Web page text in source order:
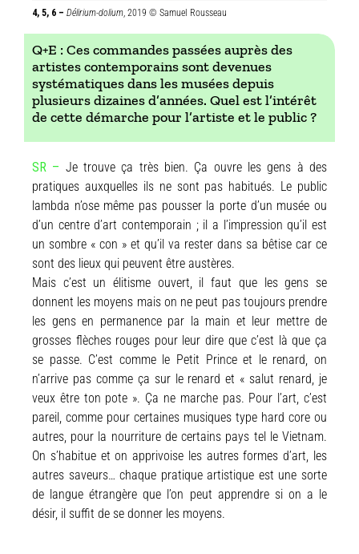
4, 5, 6 – Délirium-dolium , 2019 © Samuel Rousseau
Q+E : Ces commandes passées auprès des
artistes contemporains sont devenues
systématiques dans les musées depuis
plusieurs dizaines d’années. Quel est l’intérêt
de cette démarche pour l’artiste et le public ?
SR – Je trouve ça très bien. Ça ouvre les gens à des
pratiques auxquelles ils ne sont pas habitués. Le public
lambda n’ose même pas pousser la porte d’un musée ou
d’un centre d’art contemporain ; il a l’impression qu’il est
un sombre « con » et qu’il va rester dans sa bêtise car ce
sont des lieux qui peuvent être austères.
Mais c’est un élitisme ouvert, il faut que les gens se
donnent les moyens mais on ne peut pas toujours prendre
les gens en permanence par la main et leur mettre de
grosses flèches rouges pour leur dire que c’est là que ça
se passe. C’est comme le Petit Prince et le renard, on
n’arrive pas comme ça sur le renard et « salut renard, je
veux être ton pote ». Ça ne marche pas. Pour l’art, c’est
pareil, comme pour certaines musiques type hard core ou
autres, pour la nourriture de certains pays tel le Vietnam.
On s’habitue et on apprivoise les autres formes d’art, les
autres saveurs… chaque pratique artistique est une sorte
de langue étrangère que l’on peut apprendre si on a le
désir, il suffit de se donner les moyens.